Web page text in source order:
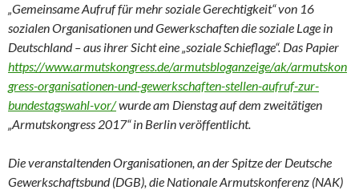
„Gemeinsame Aufruf für mehr soziale Gerechtigkeit“ von 16
sozialen Organisationen und Gewerkschaften die soziale Lage in
Deutschland – aus ihrer Sicht eine „soziale Schieflage“. Das Papier
https://www.armutskongress.de/armutsbloganzeige/ak/armutskon
gress-organisationen-und-gewerkschaften-stellen-aufruf-zur-
bundestagswahl-vor/wurde am Dienstag auf dem zweitätigen
„Armutskongress 2017“ in Berlin veröffentlicht.
Die veranstaltenden Organisationen, an der Spitze der Deutsche
Gewerkschaftsbund (DGB), die Nationale Armutskonferenz (NAK)